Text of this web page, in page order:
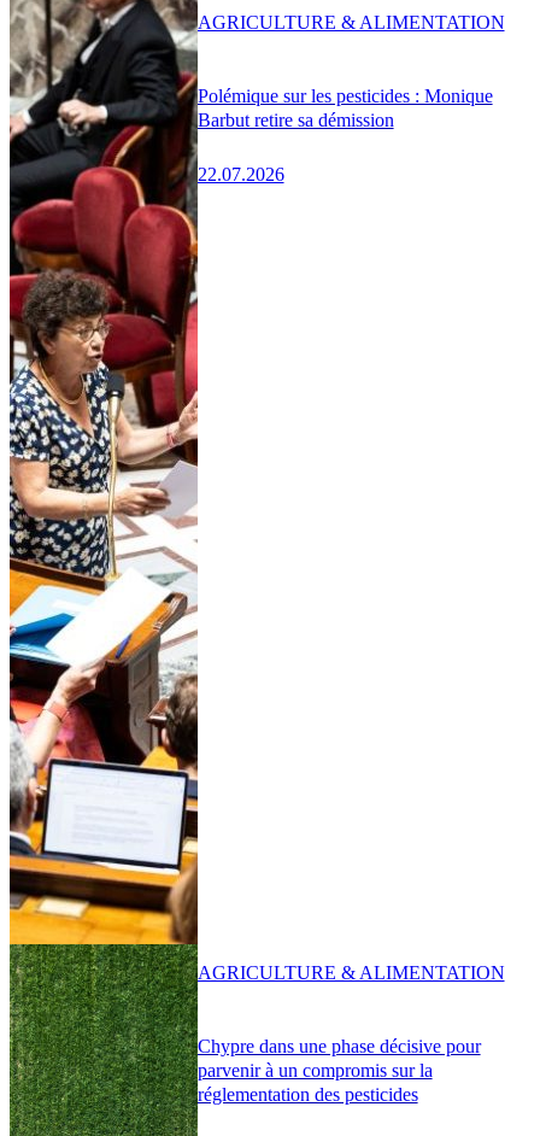
Polémique sur les pesticides : Monique
Barbut retire sa démission
22.07.2026
AGRICULTURE & ALIMENTATION
Chypre dans une phase décisive pour
parvenir à un compromis sur la
réglementation des pesticides
AGRICULTURE & ALIMENTATION